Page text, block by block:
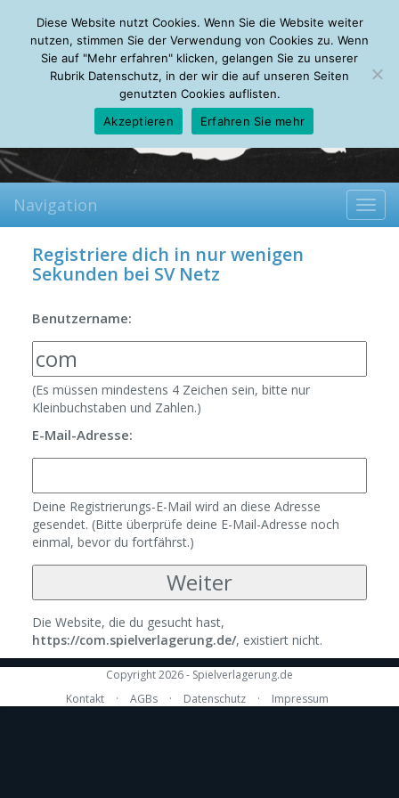
Friday, 07.08.2026
Mein Account
About Autoren Leseempfehlungen FAQ
Navigation
Registriere dich in nur wenigen
Sekunden bei SV Netz
Benutzername:
(Es müssen mindestens 4 Zeichen sein, bitte nur
Kleinbuchstaben und Zahlen.)
E-Mail-Adresse:
Deine Registrierungs-E-Mail wird an diese Adresse
gesendet. (Bitte überprüfe deine E-Mail-Adresse noch
einmal, bevor du fortfährst.)
Die Website, die du gesucht hast,
https://com.spielverlagerung.de/, existiert nicht.
Copyright 2026 - Spielverlagerung.de
Kontakt
· AGBs · Datenschutz · Impressum
Diese Website nutzt Cookies. Wenn Sie die Website weiter
nutzen, stimmen Sie der Verwendung von Cookies zu. Wenn
Sie auf "Mehr erfahren" klicken, gelangen Sie zu unserer
Rubrik Datenschutz, in der wir die auf unseren Seiten
genutzten Cookies auflisten.
Akzeptieren
Erfahren Sie mehr